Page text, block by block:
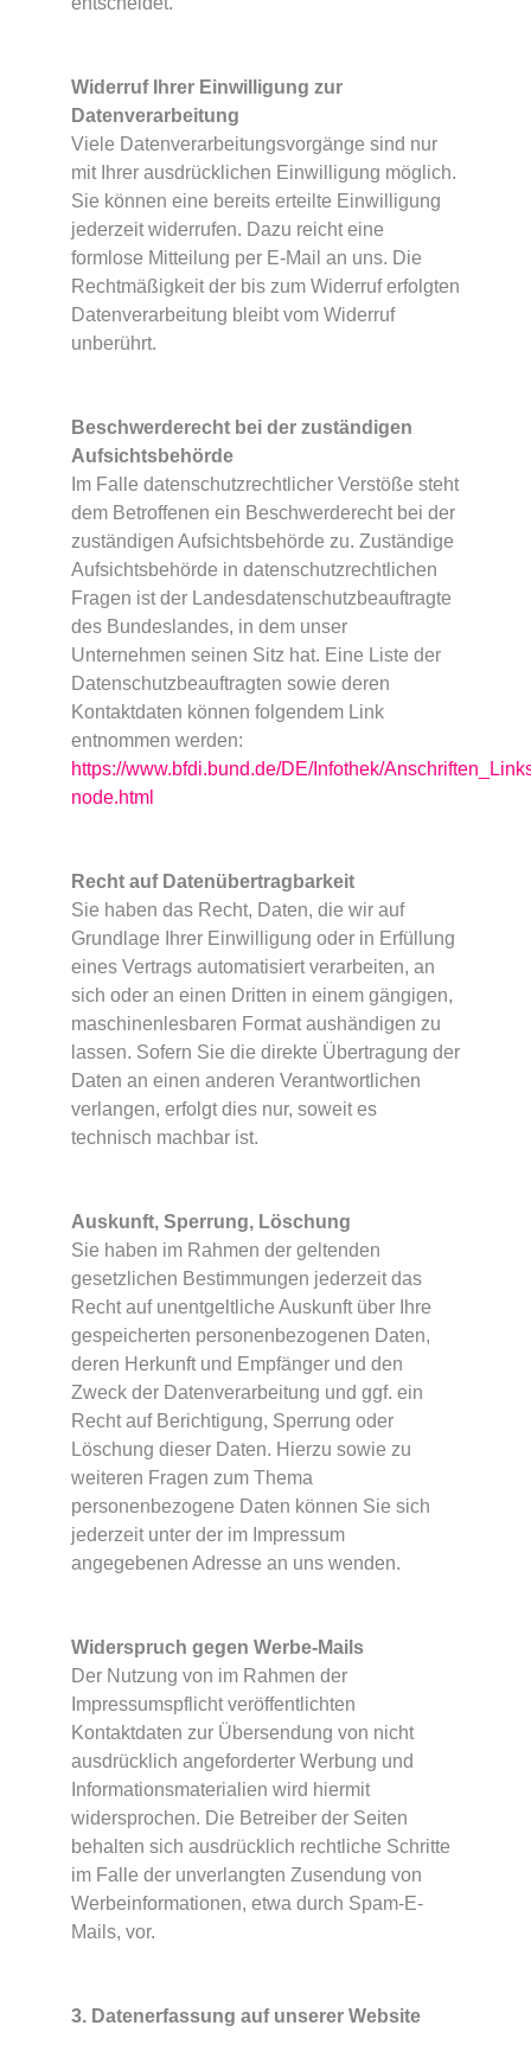
Widerruf Ihrer Einwilligung zur
Datenverarbeitung
Viele Datenverarbeitungsvorgänge sind nur
mit Ihrer ausdrücklichen Einwilligung möglich.
Sie können eine bereits erteilte Einwilligung
jederzeit widerrufen. Dazu reicht eine
formlose Mitteilung per E-Mail an uns. Die
Rechtmäßigkeit der bis zum Widerruf erfolgten
Datenverarbeitung bleibt vom Widerruf
unberührt.
Beschwerderecht bei der zuständigen
Aufsichtsbehörde
Im Falle datenschutzrechtlicher Verstöße steht
dem Betroffenen ein Beschwerderecht bei der
zuständigen Aufsichtsbehörde zu. Zuständige
Aufsichtsbehörde in datenschutzrechtlichen
Fragen ist der Landesdatenschutzbeauftragte
des Bundeslandes, in dem unser
Unternehmen seinen Sitz hat. Eine Liste der
Datenschutzbeauftragten sowie deren
Kontaktdaten können folgendem Link
entnommen werden:
https://www.bfdi.bund.de/DE/Infothek/
node.html
Recht auf Datenübertragbarkeit
Sie haben das Recht, Daten, die wir auf
Grundlage Ihrer Einwilligung oder in Erfüllung
eines Vertrags automatisiert verarbeiten, an
sich oder an einen Dritten in einem gängigen,
maschinenlesbaren Format aushändigen zu
lassen. Sofern Sie die direkte Übertragung der
Daten an einen anderen Verantwortlichen
verlangen, erfolgt dies nur, soweit es
technisch machbar ist.
Auskunft, Sperrung, Löschung
Sie haben im Rahmen der geltenden
gesetzlichen Bestimmungen jederzeit das
Recht auf unentgeltliche Auskunft über Ihre
gespeicherten personenbezogenen Daten,
deren Herkunft und Empfänger und den
Zweck der Datenverarbeitung und ggf. ein
Recht auf Berichtigung, Sperrung oder
Löschung dieser Daten. Hierzu sowie zu
weiteren Fragen zum Thema
personenbezogene Daten können Sie sich
jederzeit unter der im Impressum
angegebenen Adresse an uns wenden.
Widerspruch gegen Werbe-Mails
Der Nutzung von im Rahmen der
Impressumspflicht veröffentlichten
Kontaktdaten zur Übersendung von nicht
ausdrücklich angeforderter Werbung und
Informationsmaterialien wird hiermit
widersprochen. Die Betreiber der Seiten
behalten sich ausdrücklich rechtliche Schritte
im Falle der unverlangten Zusendung von
Werbeinformationen, etwa durch Spam-E-
Mails, vor.
3. Datenerfassung auf unserer Website